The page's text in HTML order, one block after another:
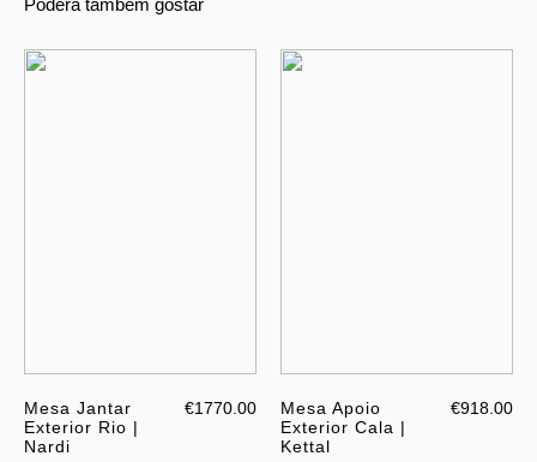
Mesa Jantar
Exterior Rio |
Nardi
€1770.00
Mesa Apoio
Exterior Cala |
Kettal
€918.00